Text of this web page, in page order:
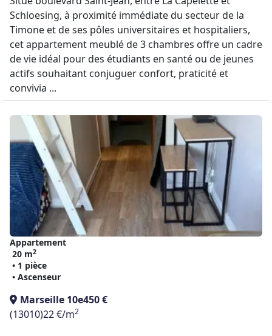
Schloesing, à proximité immédiate du secteur de la
Timone et de ses pôles universitaires et hospitaliers,
cet appartement meublé de 3 chambres offre un cadre
de vie idéal pour des étudiants en santé ou de jeunes
actifs souhaitant conjuguer confort, praticité et
convivia ...
Appartement
20 m2
• 1 pièce
• Ascenseur
Marseille 10e450 €
(13010)22 €/m2